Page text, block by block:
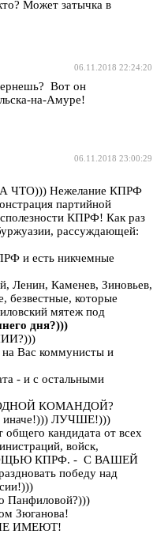
Может затычка в
06.11.2018 22:24:20
Вот он
на-Амуре!
06.11.2018 23:00:29
ЧТО))) Нежелание КПРФ
партийной
КПРФ! Как раз
рассуждающей:
и есть никчемные
Ленин, Каменев, Зиновьев,
безвестные, которые
мятеж под
дня?)))
Вас коммунисты и
- и с остальными
КОМАНДОЙ?
иначе!))) ЛУЧШЕ!)))
кандидата от всех
войск,
КПРФ. - С ВАШЕЙ
победу над
Панфиловой?)))
Зюганова!
ИМЕЮТ!